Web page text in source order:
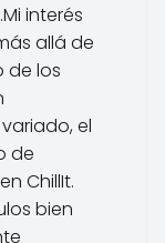
interés
allá de
de los
el
de
ChillIt.
bien